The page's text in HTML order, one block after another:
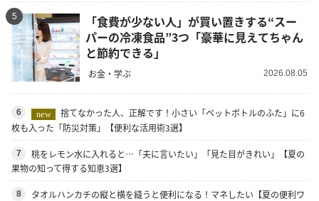
5
「食費が少ない人」が買い置きする“スー
パーの冷凍食品”3つ「豪華に見えてちゃん
と節約できる」
お金・学ぶ 2026.08.05
6 new
捨てなかった人、正解です！小さい「ペットボトルのふた」に6
枚も入った「防災対策」【便利な活用術3選】
7
桃をレモン水に入れると…「夫に言いたい」「見た目がきれい」【夏の
果物の知って得する知恵3選】
8
タオルハンカチの縦と横を縫うと便利になる！マネしたい【夏の便利ワ